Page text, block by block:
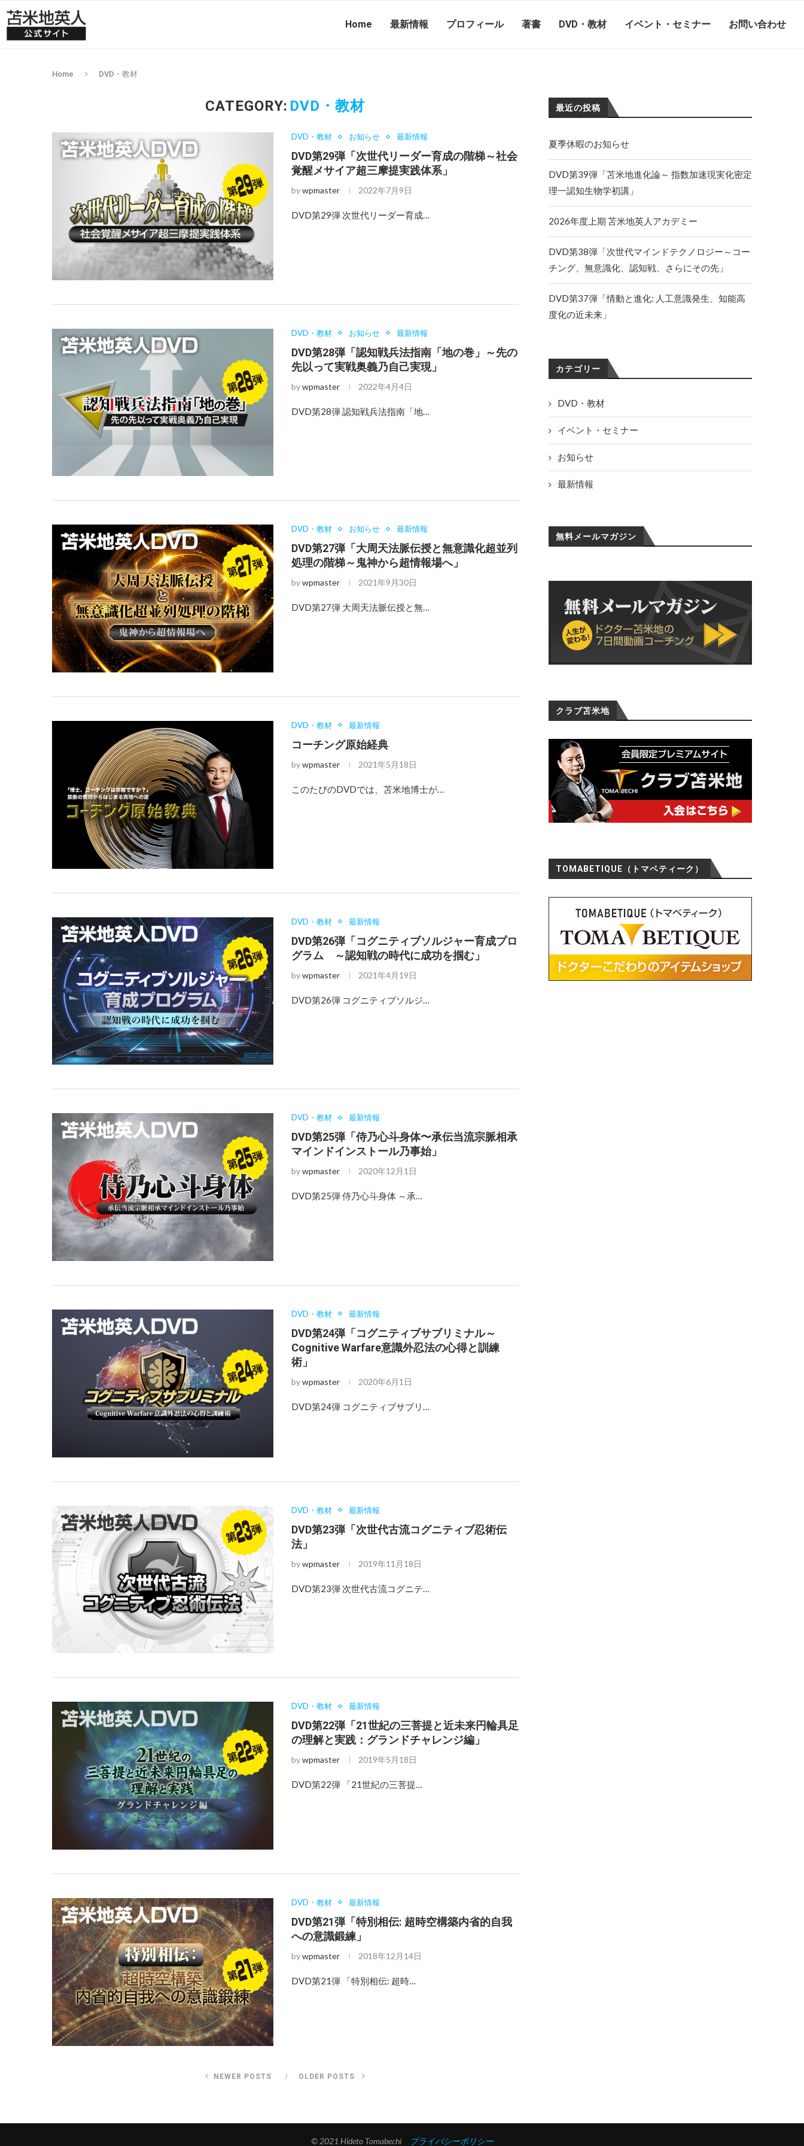
Home 最新情報 プロフィール 著書 DVD・教材 イベント・セミナー お問い合わせ
Home DVD・教材
CATEGORY: DVD・教材
DVD・教材 お知らせ 最新情報
DVD第29弾「次世代リーダー育成の階梯～社会
覚醒メサイア超三摩提実践体系」
bywpmaster 2022年7月9日
DVD第29弾 次世代リーダー育成…
DVD・教材 お知らせ 最新情報
DVD第28弾「認知戦兵法指南「地の巻」～先の
先以って実戦奥義乃自己実現」
bywpmaster 2022年4月4日
DVD第28弾 認知戦兵法指南「地…
DVD・教材 お知らせ 最新情報
DVD第27弾「大周天法脈伝授と無意識化超並列
処理の階梯～鬼神から超情報場へ」
bywpmaster 2021年9月30日
DVD第27弾 大周天法脈伝授と無…
DVD・教材 最新情報
コーチング原始経典
bywpmaster 2021年5月18日
このたびのDVDでは、苫米地博士が…
DVD・教材 最新情報
DVD第26弾「コグニティブソルジャー育成プロ
グラム ～認知戦の時代に成功を掴む」
bywpmaster 2021年4月19日
DVD第26弾 コグニティブソルジ…
DVD・教材 最新情報
DVD第25弾「侍乃心斗身体〜承伝当流宗脈相承
マインドインストール乃事始」
bywpmaster 2020年12月1日
DVD第25弾 侍乃心斗身体 ～承…
DVD・教材 最新情報
DVD第24弾「コグニティブサブリミナル～
Cognitive Warfare意識外忍法の心得と訓練
術」
bywpmaster 2020年6月1日
DVD第24弾 コグニティブサブリ…
DVD・教材 最新情報
DVD第23弾「次世代古流コグニティブ忍術伝
法」
bywpmaster 2019年11月18日
DVD第23弾 次世代古流コグニテ…
DVD・教材 最新情報
DVD第22弾「21世紀の三菩提と近未来円輪具足
の理解と実践：グランドチャレンジ編」
bywpmaster 2019年5月18日
DVD第22弾 「21世紀の三菩提…
DVD・教材 最新情報
DVD第21弾「特別相伝: 超時空構築内省的自我
への意識鍛練」
bywpmaster 2018年12月14日
DVD第21弾 「特別相伝: 超時…
NEWER POSTS OLDER POSTS
最近の投稿
夏季休暇のお知らせ
DVD第39弾「苫米地進化論～ 指数加速現実化密定
理一認知生物学初講」
2026年度上期 苫米地英人アカデミー
DVD第38弾「次世代マインドテクノロジー～コー
チング、無意識化、認知戦、さらにその先」
DVD第37弾「情動と進化: 人工意識発生、知能高
度化の近未来」
カテゴリー
DVD・教材
イベント・セミナー
お知らせ
最新情報
無料メールマガジン
クラブ苫米地
TOMABETIQUE（トマベティーク）
© 2021 Hideto Tomabechi プライバシーポリシー